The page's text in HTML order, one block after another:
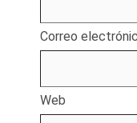
Correo
Web